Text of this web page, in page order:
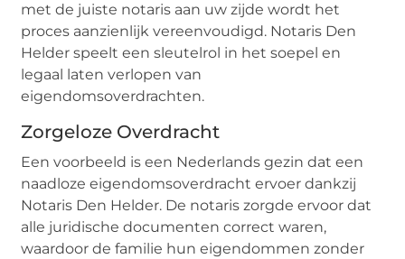
met de juiste notaris aan uw zijde wordt het
proces aanzienlijk vereenvoudigd. Notaris Den
Helder speelt een sleutelrol in het soepel en
legaal laten verlopen van
eigendomsoverdrachten.
Zorgeloze Overdracht
Een voorbeeld is een Nederlands gezin dat een
naadloze eigendomsoverdracht ervoer dankzij
Notaris Den Helder. De notaris zorgde ervoor dat
alle juridische documenten correct waren,
waardoor de familie hun eigendommen zonder